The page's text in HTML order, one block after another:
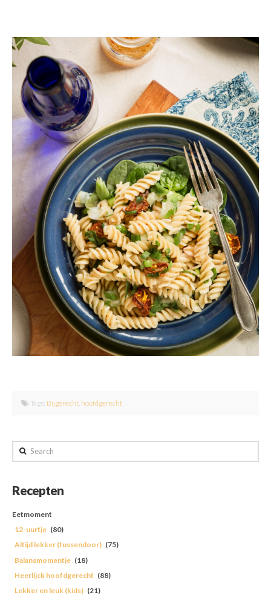
Tags: Bijgerecht, hoofdgerecht
Search
Recepten
Eetmoment
12-uurtje (80)
Altijd lekker (tussendoor) (75)
Balansmomentje (18)
Heerlijck hoofdgerecht (88)
Lekker en leuk (kids) (21)